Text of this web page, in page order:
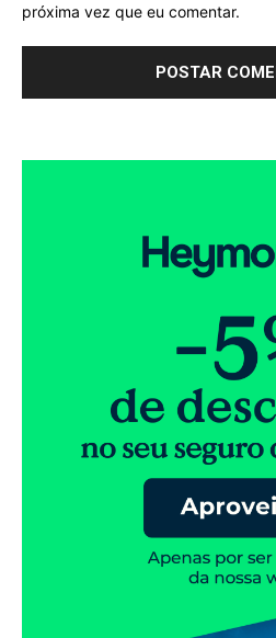
próxima vez que eu comentar.